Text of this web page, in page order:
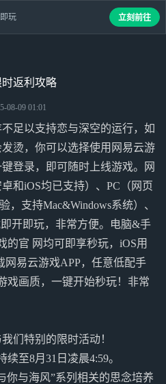
返利攻略
08-09 01:01
足以支持恋与深空的运行，如
烫，你可以选择使用网易云游
登录，即可随时上线游戏。网
和iOS均已支持）、PC（网页
，支持Mac&Windows系统）、
开即玩，非常方便。电脑&手
的官 网均可即享秒玩，iOS用
网易云游戏APP，任意低配手
戏画质，一键开始秒玩！非常
们特别的限时活动！
至8月31日凌晨4:59。
你与海风”系列相关的思念培养
玩 立刻前往